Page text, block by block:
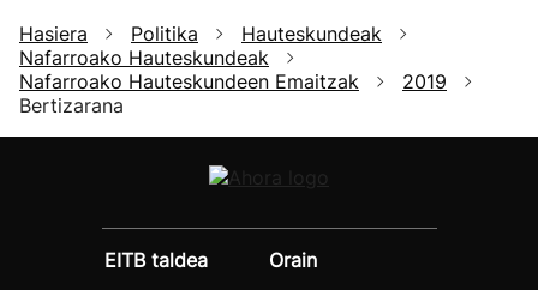
Hasiera Politika
Hauteskundeak
Nafarroako Hauteskundeak
Nafarroako Hauteskundeen Emaitzak
2019
Bertizarana
EITB taldea
Orain